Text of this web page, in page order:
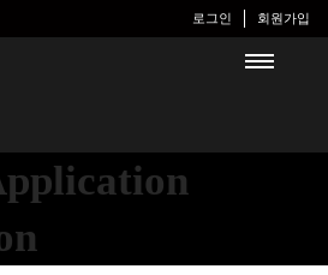
로그인 회원가입